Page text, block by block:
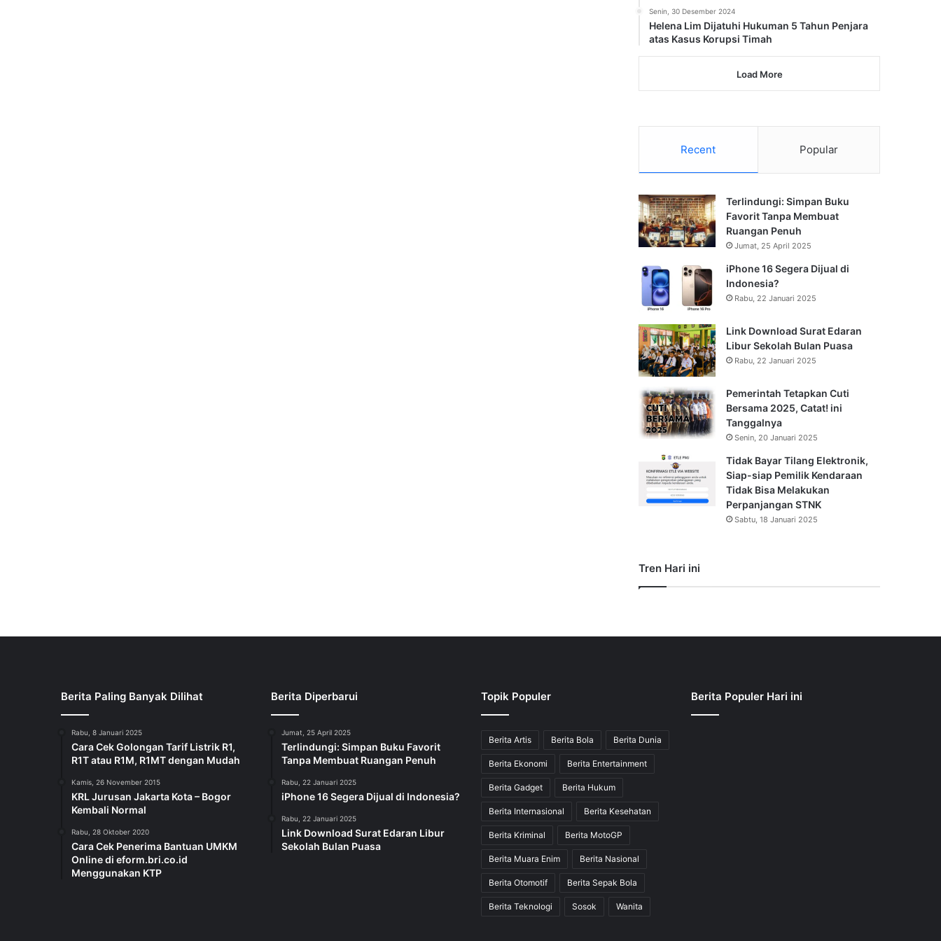
Senin, 30 Desember 2024
Helena Lim Dijatuhi Hukuman 5 Tahun Penjara
atas Kasus Korupsi Timah
Load More
Recent Popular
Terlindungi: Simpan Buku
Favorit Tanpa Membuat
Ruangan Penuh
Jumat, 25 April 2025
iPhone 16 Segera Dijual di
Indonesia?
Rabu, 22 Januari 2025
Link Download Surat Edaran
Libur Sekolah Bulan Puasa
Rabu, 22 Januari 2025
Pemerintah Tetapkan Cuti
Bersama 2025, Catat! ini
Tanggalnya
Senin, 20 Januari 2025
Tidak Bayar Tilang Elektronik,
Siap-siap Pemilik Kendaraan
Tidak Bisa Melakukan
Perpanjangan STNK
Sabtu, 18 Januari 2025
Tren Hari ini
Berita Paling Banyak Dilihat
Rabu, 8 Januari 2025
Cara Cek Golongan Tarif Listrik R1,
R1T atau R1M, R1MT dengan Mudah
Kamis, 26 November 2015
KRL Jurusan Jakarta Kota – Bogor
Kembali Normal
Rabu, 28 Oktober 2020
Cara Cek Penerima Bantuan UMKM
Online di eform.bri.co.id
Menggunakan KTP
Berita Diperbarui
Jumat, 25 April 2025
Terlindungi: Simpan Buku Favorit
Tanpa Membuat Ruangan Penuh
Rabu, 22 Januari 2025
iPhone 16 Segera Dijual di Indonesia?
Rabu, 22 Januari 2025
Link Download Surat Edaran Libur
Sekolah Bulan Puasa
Topik Populer
Berita Artis Berita Bola Berita Dunia
Berita Ekonomi Berita Entertainment
Berita Gadget Berita Hukum
Berita Internasional Berita Kesehatan
Berita Kriminal Berita MotoGP
Berita Muara Enim Berita Nasional
Berita Otomotif Berita Sepak Bola
Berita Teknologi Sosok Wanita
Berita Populer Hari ini